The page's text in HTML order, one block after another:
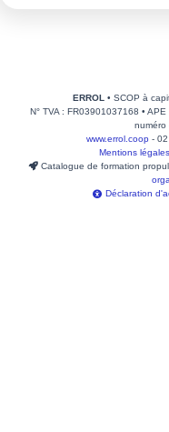
ERROL • SCOP à
N° TVA : FR03901037168 •
numéro
www.errol.coop -
Mentions légales
Catalogue de formation
Déclaration